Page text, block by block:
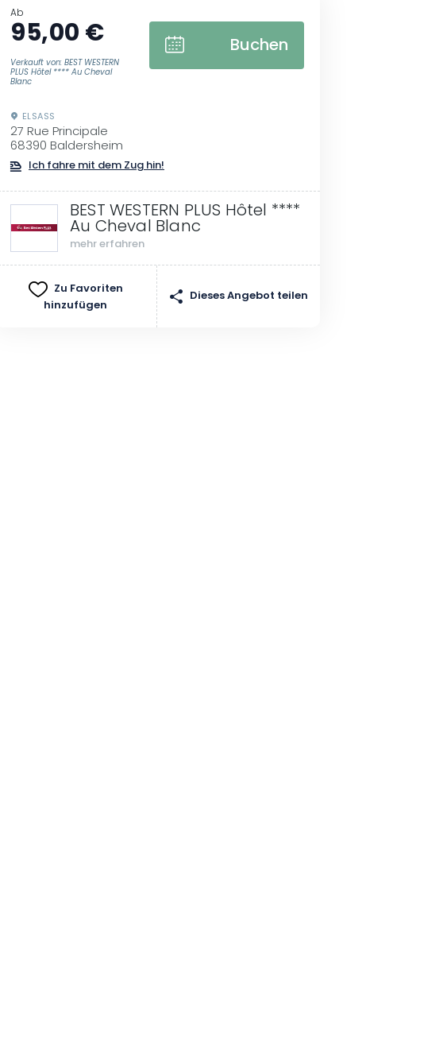
Ab
95,00 €
Verkauft von: BEST WESTERN
PLUS Hôtel **** Au Cheval
Blanc
Buchen
ELSASS
27 Rue Principale
68390 Baldersheim
Ich fahre mit dem Zug hin!
BEST WESTERN PLUS Hôtel ****
Au Cheval Blanc
mehr erfahren
Zu Favoriten
hinzufügen
Dieses Angebot teilen